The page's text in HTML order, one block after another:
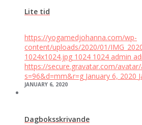
Lite tid
https://yogamedjohanna.com/wp-
content/uploads/2020/01/
1024x1024.jpg 1024 1024 admin
https://secure.gravatar.com/
s=96&d=mm&r=g January 6, 2020
JANUARY 6, 2020
Dagboksskrivande